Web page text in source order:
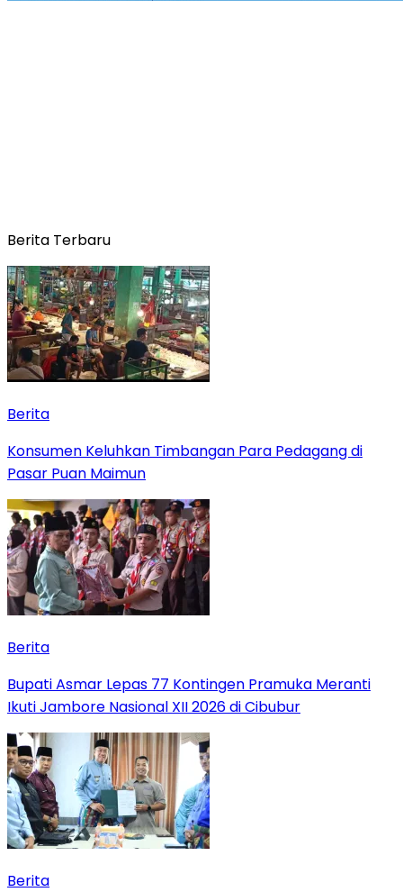
Berita Terbaru
Berita
Konsumen Keluhkan Timbangan Para Pedagang di
Pasar Puan Maimun
Berita
Bupati Asmar Lepas 77 Kontingen Pramuka Meranti
Ikuti Jambore Nasional XII 2026 di Cibubur
Berita